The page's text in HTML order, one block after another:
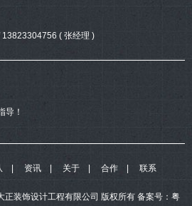
( 张经理 )
导！
资讯 关于 合作 联系
装饰设计工程有限公司 版权所有 备案号： 粤